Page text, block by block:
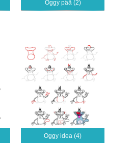
Oggy pää (2)
Oggy idea (4)